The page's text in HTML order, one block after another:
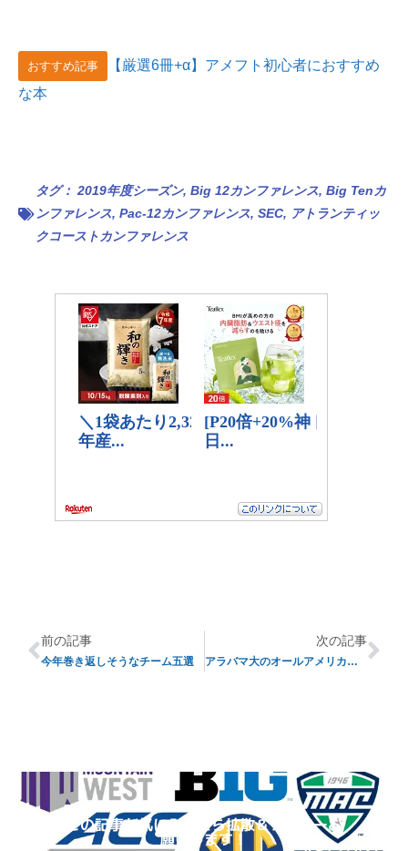
おすすめ記事
【厳選6冊+α】アメフト初心者におすすめ
な本
タグ： 2019年度シーズン, Big 12カンファレンス, Big Tenカ
ンファレンス, Pac-12カンファレンス, SEC, アトランティッ
クコーストカンファレンス
前の記事
今年巻き返しそうなチーム五選
次の記事
アラバマ大のオールアメリカンLBが今季絶望に
この記事が気に入ったら拡散＆フォローお
願いします！